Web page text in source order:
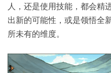
人，还是使用技能，都会精
出新的可能性，或是领悟全
所未有的维度。